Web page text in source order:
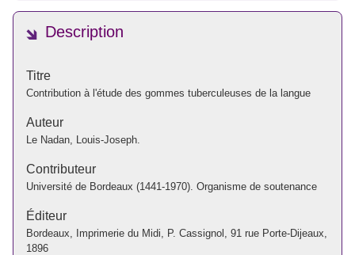
Description
Titre
Contribution à l'étude des gommes tuberculeuses de la langue
Auteur
Le Nadan, Louis-Joseph.
Contributeur
Université de Bordeaux (1441-1970). Organisme de soutenance
Éditeur
Bordeaux, Imprimerie du Midi, P. Cassignol, 91 rue Porte-Dijeaux,
1896